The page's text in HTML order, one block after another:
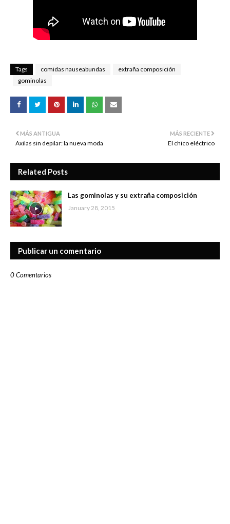
Tags comidas nauseabundas
extraña composición
gominolas
MÁS RECIENTE
El chico eléctrico
MÁS ANTIGUA
Axilas sin depilar: la nueva moda
Related Posts
Las gominolas y su extraña composición
January 28, 2015
Publicar un comentario
0 Comentarios